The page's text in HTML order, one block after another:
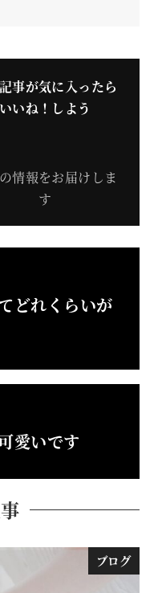
事が気に入ったら
いいね！しよう
情報をお届けしま
す
どれくらいが
愛いです
ブログ